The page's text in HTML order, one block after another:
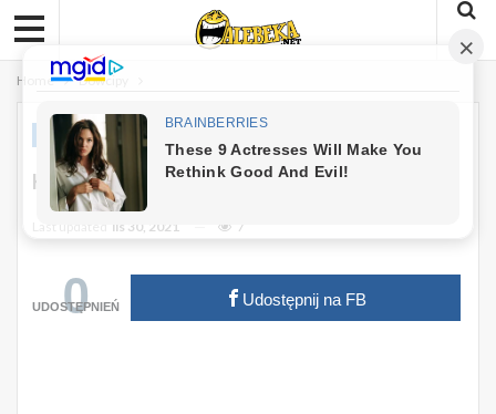
Home Dowcipy
DOWCIPY
Kawał: Pewien Więzień I Celnik :)
lis 30, 2021 7
0
UDOSTĘPNIEŃ Udostępnij na FB